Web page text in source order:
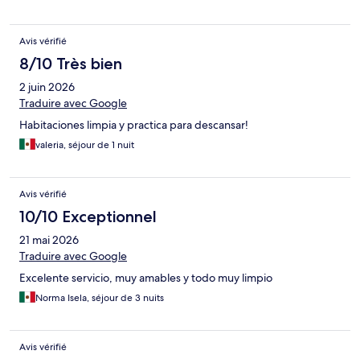
Avis vérifié
8/10 Très bien
2 juin 2026
Traduire avec Google
Habitaciones limpia y practica para descansar!
valeria, séjour de 1 nuit
Avis vérifié
10/10 Exceptionnel
21 mai 2026
Traduire avec Google
Excelente servicio, muy amables y todo muy limpio
Norma Isela, séjour de 3 nuits
Avis vérifié